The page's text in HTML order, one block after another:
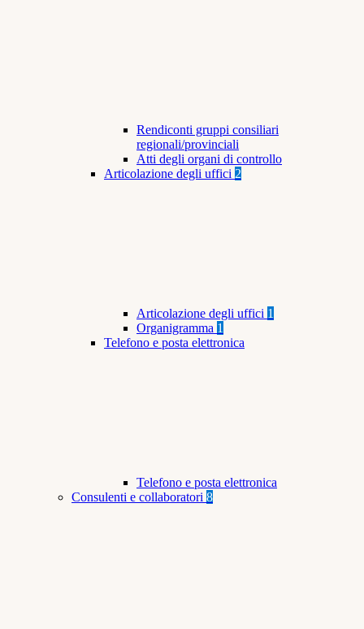
Rendiconti gruppi consiliari
regionali/provinciali
Atti degli organi di controllo
Articolazione degli uffici 2
Articolazione degli uffici 1
Organigramma 1
Telefono e posta elettronica
Telefono e posta elettronica
Consulenti e collaboratori 8